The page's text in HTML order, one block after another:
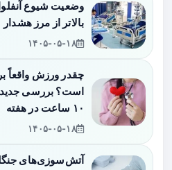
وضعیت شیوع
بالاتر از مرز هشدار
۱۴۰۵-۰۵-۱۸
چقدر ورزش واقعاً
۱۰ ساعت در هفته
۱۴۰۵-۰۵-۱۸
آتش‌سوزی‌های